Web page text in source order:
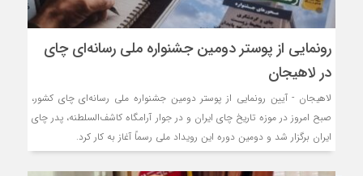
رونمایی از پوستر دومین جشنواره ملی رسانه‌ای چای
در لاهیجان
لاهیجان - آیین رونمایی از پوستر دومین جشنواره ملی رسانه‌ای چای کشور،
صبح امروز در موزه تاریخ چای ایران و در جوار آرامگاه کاشف‌السلطنه، پدر چای
ایران برگزار شد و دومین دوره این رویداد ملی رسماً آغاز به کار کرد.